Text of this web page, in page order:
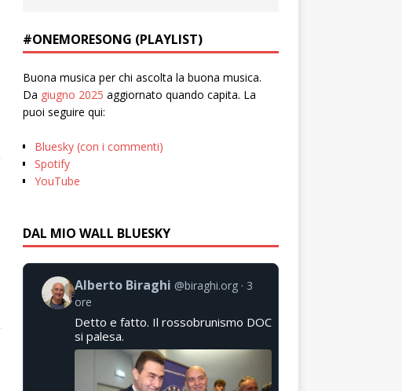
#ONEMORESONG (PLAYLIST)
Buona musica per chi ascolta la buona musica.
Da giugno 2025 aggiornato quando capita. La
puoi seguire qui:
Bluesky (con i commenti)
Spotify
YouTube
DAL MIO WALL BLUESKY
Alberto Biraghi @biraghi.org
3
ore
Detto e fatto. Il rossobrunismo DOC
si palesa.